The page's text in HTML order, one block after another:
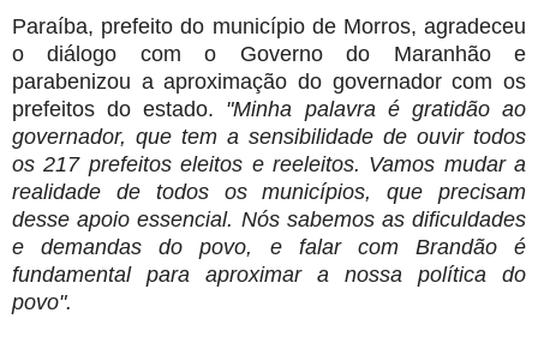
Paraíba, prefeito do município de Morros, agradeceu
o diálogo com o Governo do Maranhão e
parabenizou a aproximação do governador com os
prefeitos do estado. "Minha palavra é gratidão ao
governador, que tem a sensibilidade de ouvir todos
os 217 prefeitos eleitos e reeleitos. Vamos mudar a
realidade de todos os municípios, que precisam
desse apoio essencial. Nós sabemos as dificuldades
e demandas do povo, e falar com Brandão é
fundamental para aproximar a nossa política do
povo".